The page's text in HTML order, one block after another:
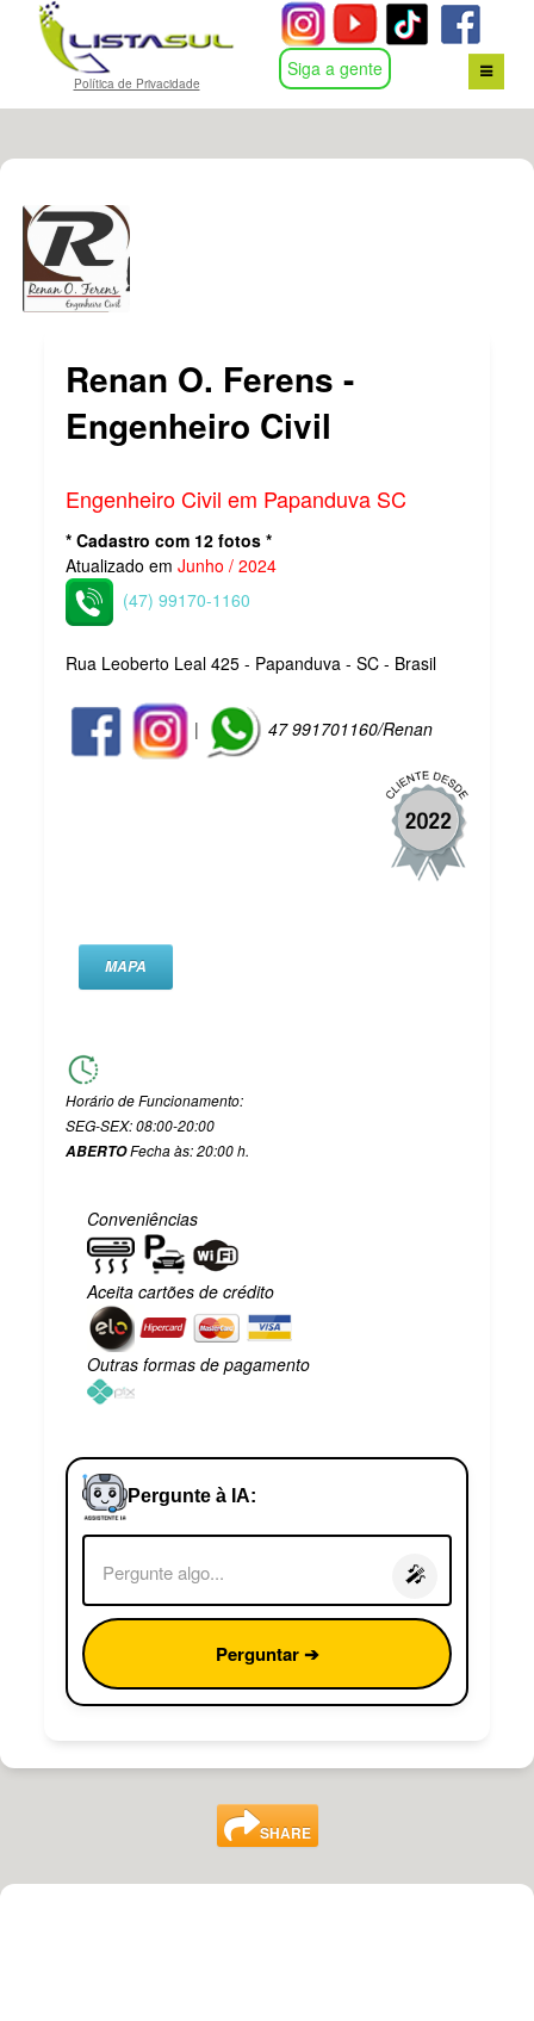
Política de Privacidade
Siga a gente
BUSCA POR ASSUNTO
CONTATO
Renan O. Ferens -
Engenheiro Civil
Engenheiro Civil em Papanduva SC
* Cadastro com 12 fotos *
Atualizado em Junho / 2024
(47) 99170-1160
Rua Leoberto Leal 425 - Papanduva - SC - Brasil
| 47 991701160/Renan
MAPA
Horário de Funcionamento:
SEG-SEX: 08:00-20:00
ABERTOFecha às: 20:00 h.
Conveniências
Aceita cartões de crédito
Outras formas de pagamento
Pergunte à IA:
🎤
Perguntar ➔
SHARE